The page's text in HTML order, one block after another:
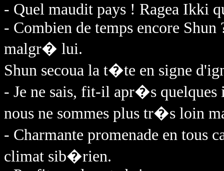
- Quel maudit pays ! Ragea Ikki
- Combien de temps encore
malgr� lui.
Shun secoua la t�te en signe
- Je ne sais, fit-il apr�s quelques
nous ne sommes plus tr�s loin
- Charmante promenade en
climat sib�rien.